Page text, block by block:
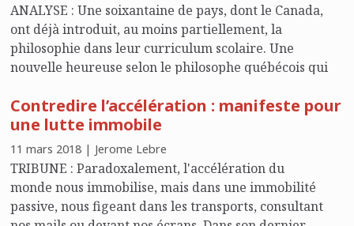
ANALYSE : Une soixantaine de pays, dont le Canada,
ont déjà introduit, au moins partiellement, la
philosophie dans leur curriculum scolaire. Une
nouvelle heureuse selon le philosophe québécois qui
enseignement.
Contredire l’accélération : manifeste pour
une lutte immobile
11 mars 2018 | Jerome Lebre
TRIBUNE : Paradoxalement, l'accélération du
monde nous immobilise, mais dans une immobilité
passive, nous figeant dans les transports, consultant